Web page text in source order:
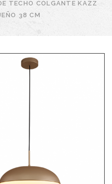
TECHO COLGANTE KAZZ
38 CM